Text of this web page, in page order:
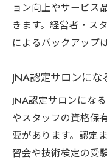
ョン向上やサービス
きます。経営者・ス
によるバックアップ
JNA認定サロンに
JNA認定サロンにな
やスタッフの資格保
要があります。認定
習会や技術検定の受